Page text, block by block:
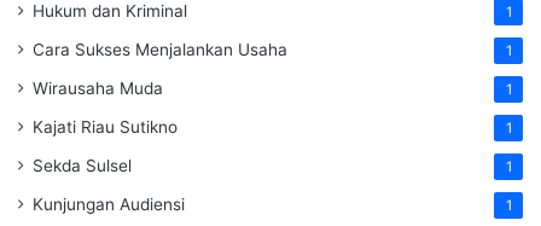
Hukum dan Kriminal 1
Cara Sukses Menjalankan Usaha 1
Wirausaha Muda 1
Kajati Riau Sutikno 1
Sekda Sulsel 1
Kunjungan Audiensi 1